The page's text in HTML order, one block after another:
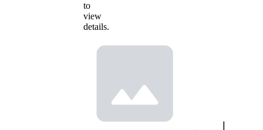
to
view
details.